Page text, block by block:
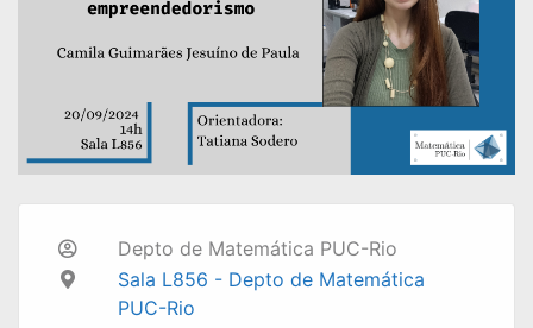
Depto de Matemática PUC-Rio
Sala L856 - Depto de Matemática
PUC-Rio